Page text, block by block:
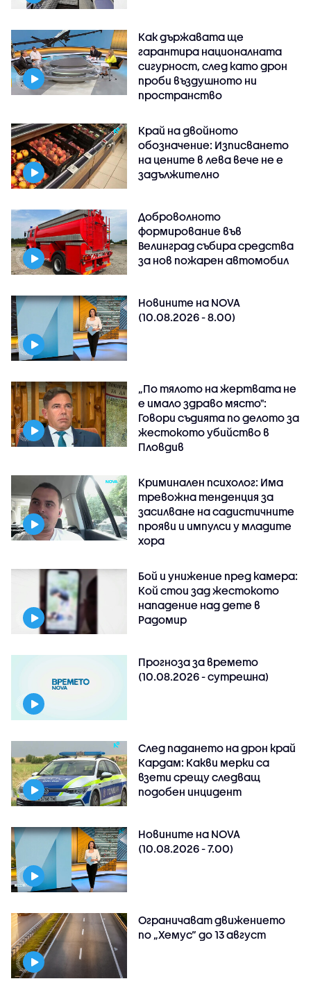
Как държавата ще
гарантира националната
сигурност, след като дрон
проби въздушното ни
пространство
Край на двойното
обозначение: Изписването
на цените в лева вече не е
задължително
Доброволното
формирование във
Велинград събира средства
за нов пожарен автомобил
Новините на NOVA
(10.08.2026 - 8.00)
„По тялото на жертвата не
е имало здраво място":
Говори съдията по делото за
жестокото убийство в
Пловдив
Криминален психолог: Има
тревожна тенденция за
засилване на садистичните
прояви и импулси у младите
хора
Бой и унижение пред камера:
Кой стои зад жестокото
нападение над дете в
Радомир
Прогноза за времето
(10.08.2026 - сутрешна)
След падането на дрон край
Кардам: Какви мерки са
взети срещу следващ
подобен инцидент
Новините на NOVA
(10.08.2026 - 7.00)
Ограничават движението
по „Хемус“ до 13 август